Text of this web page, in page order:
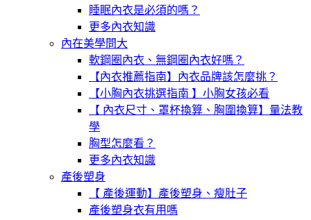
睡眠內衣是必須的嗎？
更多內衣知識
內在美學問大
軟鋼圈內衣、無鋼圈內衣好嗎？
【內衣推薦指南】內衣品牌該怎麼挑？
【小胸內衣挑選指南 】小胸女孩必看
【 內衣尺寸、罩杯換算、胸圍換算】量法教
學
胸型怎麼看？
更多內衣知識
產後塑身
【 產後運動】產後塑身、瘦肚子
產後塑身衣有用嗎